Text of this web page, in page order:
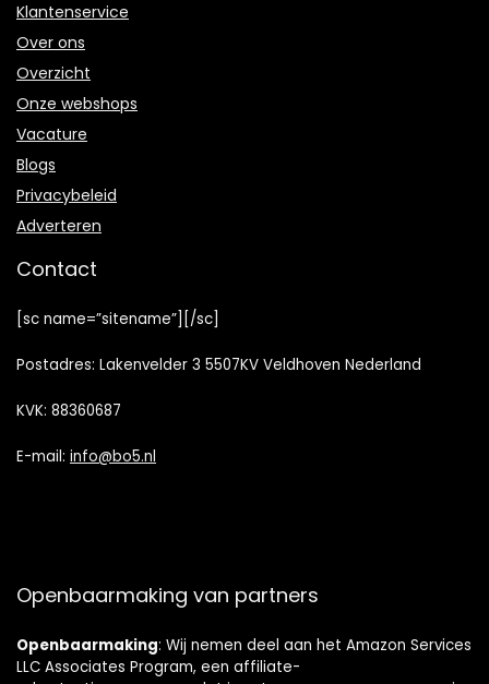
Klantenservice
Over ons
Overzicht
Onze webshops
Vacature
Blogs
Privacybeleid
Adverteren
Contact
[sc name=”sitename”][/sc]
Postadres: Lakenvelder 3 5507KV Veldhoven Nederland
KVK: 88360687
E-mail: info@bo5.nl
Openbaarmaking van partners
Openbaarmaking: Wij nemen deel aan het Amazon Services
LLC Associates Program, een affiliate-